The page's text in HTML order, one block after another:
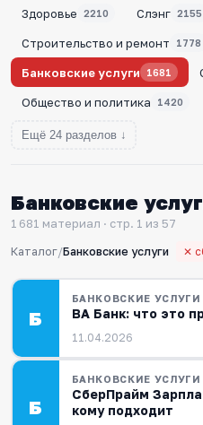
Здоровье 2210 Слэнг 2155
Строительство и ремонт 1778
Банковские услуги 1681
Общество и политика 1420
Ещё 24 разделов ↓
Банковские
1 681 материал · стр. 1 из 57
Каталог/Банковские услуги ✕
Б
БАНКОВСКИЕ УСЛУГИ
ВА Банк: что это
11.04.2026
Б
БАНКОВСКИЕ УСЛУГИ
СберПрайм
кому подходит